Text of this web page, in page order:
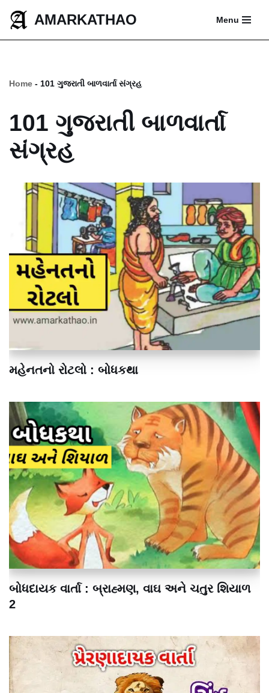
Skip
AMARKATHAO Menu
Home - 101 ગુજરાતી બાળવાર્તા સંગ્રહ
101 ગુજરાતી બાળવાર્તા
સંગ્રહ
મહેનતનો રોટલો : બોધકથા
બોધદાયક વાર્તા : બ્રાહ્મણ, વાઘ અને ચતુર શિયાળ
2